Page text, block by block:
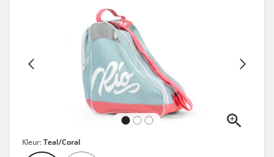
Kleur:Teal/Coral